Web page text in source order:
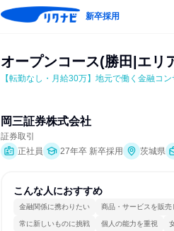
新卒採用
オープンコース(勝田|エリ
【転勤なし・月給30万】地元で働く金融コン
岡三証券株式会社
証券取引
正社員
27年卒 新卒採用 茨城県
こんな人におすすめ
金融関係に携わりたい 商品・サービスを販売
常に新しいものに挑戦 個人の能力を重視